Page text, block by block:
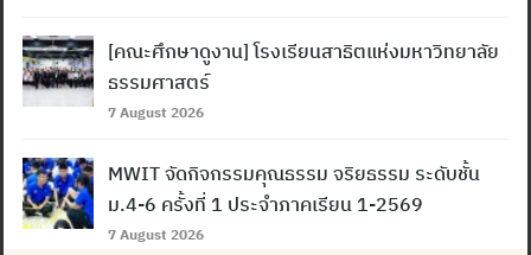
Search
for:
[คณะศึกษาดูงาน] โรงเรียนสาธิตแห่งมหาวิทยาลัย
ธรรมศาสตร์
7 August 2026
MWIT จัดกิจกรรมคุณธรรม จริยธรรม ระดับชั้น
ม.4-6 ครั้งที่ 1 ประจำภาคเรียน 1-2569
7 August 2026